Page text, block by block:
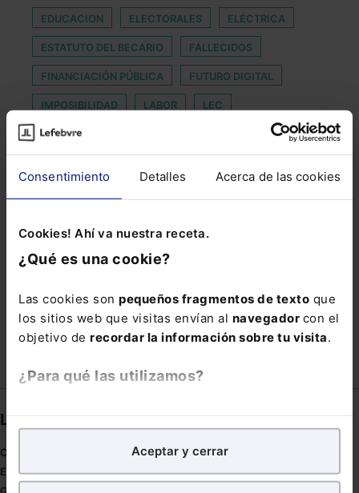
Consentimiento Detalles Acerca de las cookies
Cookies! Ahí va nuestra receta.
¿Qué es una cookie?
Las cookies son pequeños fragmentos de texto que
los sitios web que visitas envían al navegador con el
objetivo de recordar la información sobre tu visita.
¿Para qué las utilizamos?
analíticospara tratar demejorar tu experienciaen
nuestra página web. También con fines publicitarios,
para poder mostrarte publicidad y contenidos de tu
Aceptar y cerrar
EDUCACION ELECTORALES ELÉCTRICA
ESTATUTO DEL BECARIO FALLECIDOS
FINANCIACIÓN PÚBLICA FUTURO DIGITAL
IMPOSIBILIDAD LABOR LEC
LEY DE PROTECCIÓN ANIMAL ANDALUZA
SUPRIMIR TRABAJO HÍBRIDO
Links directos
Coronavirus
Estudio de salud abogacía